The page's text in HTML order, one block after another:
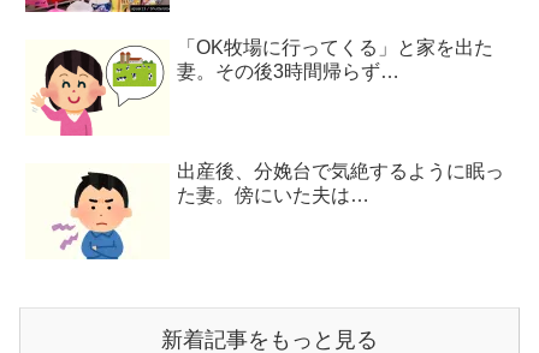
「OK牧場に行ってくる」と家を出た
妻。その後3時間帰らず…
出産後、分娩台で気絶するように眠っ
た妻。傍にいた夫は…
新着記事をもっと見る